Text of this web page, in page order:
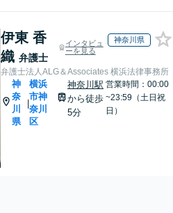
伊東 香
織 弁護士
インタビュ
ーを見る
神奈川県
弁護士法人ALG＆Associates 横浜法律事務所
神
奈
川
県
|
横浜
市神
奈川
区
神奈川駅
から徒歩
5分
営業時間：00:00
~23:59（土日祝
日）